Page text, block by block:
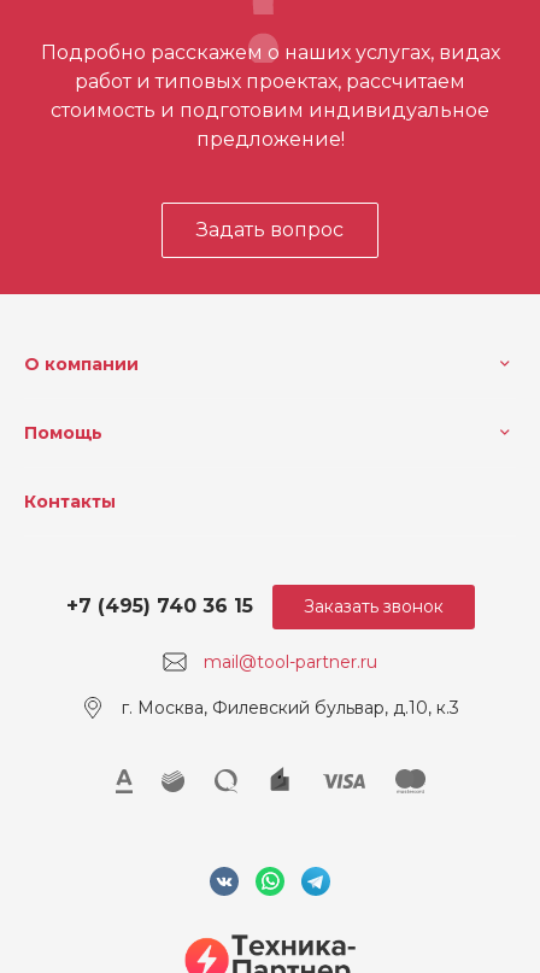
Диаметр (дюйм) 1 3/4
Отзывов ещё нет – ваш может стать
первым
Подробно расскажем о наших услугах, видах
работ и типовых проектах, рассчитаем
стоимость и подготовим индивидуальное
предложение!
Задать вопрос
О компании
Помощь
Контакты
mail@tool-partner.ru
+7 (495) 740 36 15
г. Москва, Филевский бульвар, д.10, к.3
Заказать звонок